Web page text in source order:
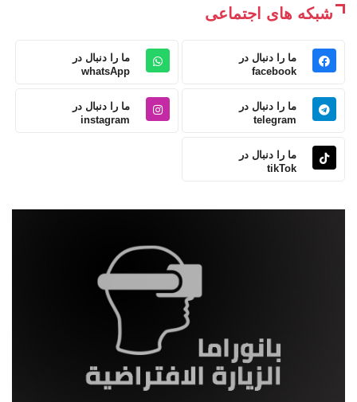
شبکه های اجتماعی
ما را دنبال در
facebook
ما را دنبال در
whatsApp
ما را دنبال در
telegram
ما را دنبال در
instagram
ما را دنبال در
tikTok